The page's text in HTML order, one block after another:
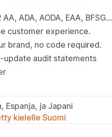
ADA, AODA, EAA, BFSG...
customer experience.
brand, no code required.
update audit statements
Espanja, ja Japani
kielelle Suomi